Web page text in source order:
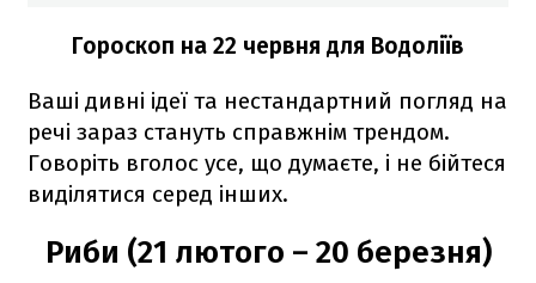
Гороскоп на 22 червня для Водоліїв
Ваші дивні ідеї та нестандартний погляд на
речі зараз стануть справжнім трендом.
Говоріть вголос усе, що думаєте, і не бійтеся
виділятися серед інших.
Риби (21 лютого – 20 березня)